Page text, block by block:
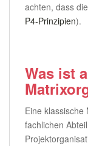
achten, dass
P4-Prinzipien).
Was ist
Eine
fachlichen